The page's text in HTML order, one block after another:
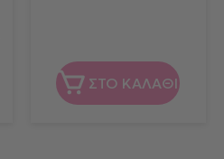
ΣΤΟ ΚΑΛΑΘΙ